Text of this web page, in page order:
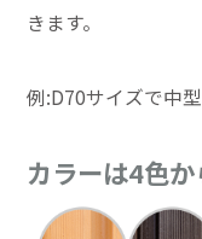
きます。
例:D70サイズで中
カラーは4色